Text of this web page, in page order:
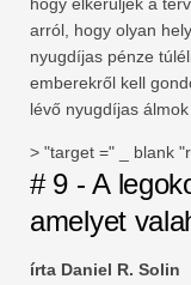
arról, hogy olyan
nyugdíjas pénze
emberekről kell
lévő nyugdíjas
> "target =" _ blank
# 9 - A
amelyet
írta Daniel R. Solin